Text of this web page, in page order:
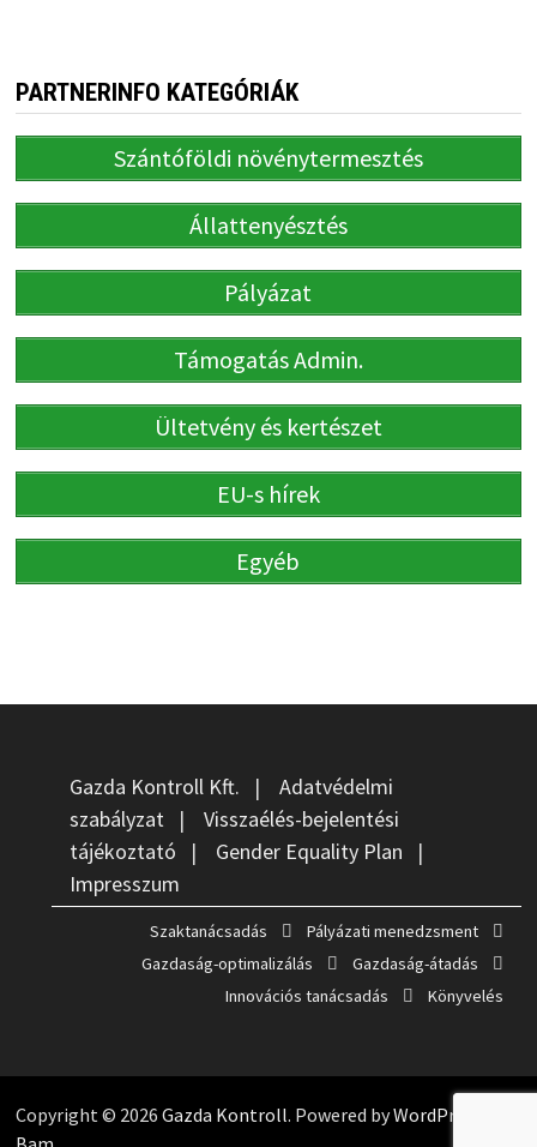
PARTNERINFO KATEGÓRIÁK
Szántóföldi növénytermesztés
Állattenyésztés
Pályázat
Támogatás Admin.
Ültetvény és kertészet
EU-s hírek
Egyéb
Gazda Kontroll Kft. | Adatvédelmi
szabályzat| Visszaélés-bejelentési
tájékoztató | Gender Equality Plan |
Impresszum
Szaktanácsadás
Pályázati menedzsment
Gazdaság-optimalizálás
Gazdaság-átadás
Innovációs tanácsadás
Könyvelés
Copyright © 2026 Gazda Kontroll. Powered byWordPress